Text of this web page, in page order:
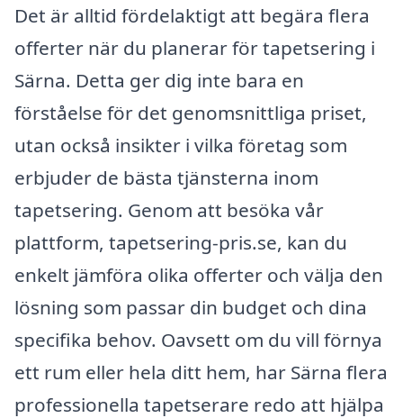
Det är alltid fördelaktigt att begära flera
offerter när du planerar för tapetsering i
Särna. Detta ger dig inte bara en
förståelse för det genomsnittliga priset,
utan också insikter i vilka företag som
erbjuder de bästa tjänsterna inom
tapetsering. Genom att besöka vår
plattform, tapetsering-pris.se, kan du
enkelt jämföra olika offerter och välja den
lösning som passar din budget och dina
specifika behov. Oavsett om du vill förnya
ett rum eller hela ditt hem, har Särna flera
professionella tapetserare redo att hjälpa